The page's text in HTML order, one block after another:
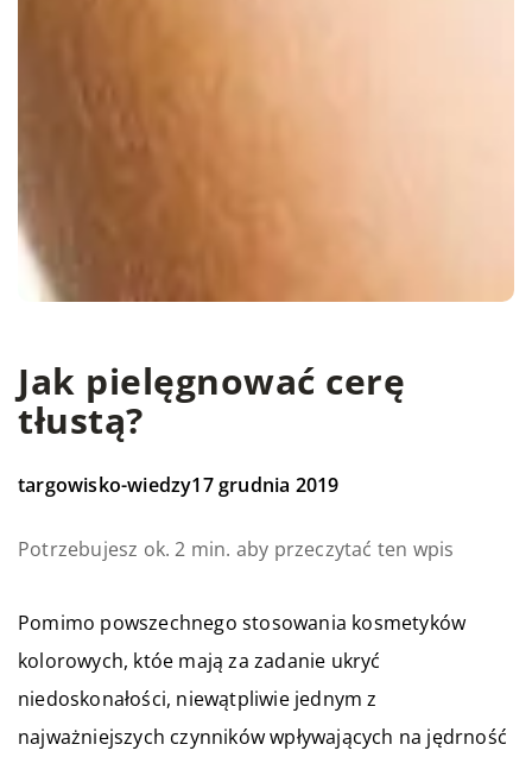
Jak pielęgnować cerę
tłustą?
targowisko-wiedzy17 grudnia 2019
Potrzebujesz ok. 2 min. aby przeczytać ten wpis
Pomimo powszechnego stosowania kosmetyków
kolorowych, któe mają za zadanie ukryć
niedoskonałości, niewątpliwie jednym z
najważniejszych czynników wpływających na jędrność